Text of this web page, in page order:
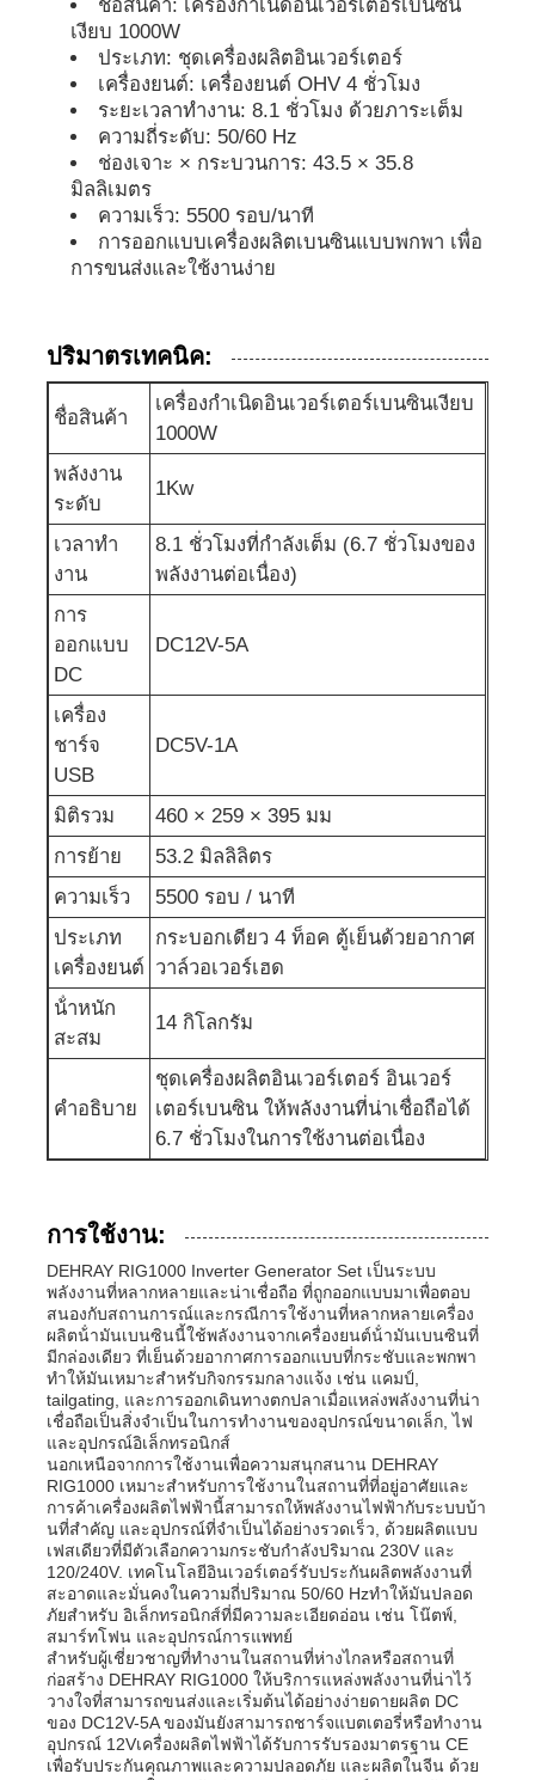
ชุดเครื่องกำเนิดเสียง
เครื่องกำเนิดไฟฟ้าสำหรับใช้ในบ้าน
ชุดเครื่องสร้างหลังคา
การบำรุงรักษาเครื่องกำเนิดไฟฟ้า
ชุดเครื่องกำเนิดไฟฟ้าเชื่อม
เครื่องยนต์ดีเซลเจเนอเรเตอร์
ปั๊มน้ำเสีย
ชื่อสินค้า: เครื่องกําเนิดอินเวอร์เตอร์เบนซิน
เงียบ 1000W
ประเภท: ชุดเครื่องผลิตอินเวอร์เตอร์
เครื่องยนต์: เครื่องยนต์ OHV 4 ชั่วโมง
ระยะเวลาทํางาน: 8.1 ชั่วโมง ด้วยภาระเต็ม
ความถี่ระดับ: 50/60 Hz
ช่องเจาะ × กระบวนการ: 43.5 × 35.8
มิลลิเมตร
ความเร็ว: 5500 รอบ/นาที
การออกแบบเครื่องผลิตเบนซินแบบพกพา เพื่อ
การขนส่งและใช้งานง่าย
ปริมาตรเทคนิค:
ชื่อสินค้า
เครื่องกําเนิดอินเวอร์เตอร์เบนซินเงียบ
1000W
พลังงาน
ระดับ
1Kw
เวลาทํา
งาน
8.1 ชั่วโมงที่กําลังเต็ม (6.7 ชั่วโมงของ
พลังงานต่อเนื่อง)
การ
ออกแบบ
DC
DC12V-5A
เครื่อง
ชาร์จ
USB
DC5V-1A
มิติรวม
460 × 259 × 395 มม
การย้าย
53.2 มิลลิลิตร
ความเร็ว
5500 รอบ / นาที
ประเภท
เครื่องยนต์
กระบอกเดียว 4 ท็อค ตู้เย็นด้วยอากาศ
วาล์วอเวอร์เฮด
น้ําหนัก
สะสม
14 กิโลกรัม
คําอธิบาย
ชุดเครื่องผลิตอินเวอร์เตอร์ อินเวอร์
เตอร์เบนซิน ให้พลังงานที่น่าเชื่อถือได้
6.7 ชั่วโมงในการใช้งานต่อเนื่อง
การใช้งาน:
DEHRAY RIG1000 Inverter Generator Set เป็นระบบ
พลังงานที่หลากหลายและน่าเชื่อถือ ที่ถูกออกแบบมาเพื่อตอบ
สนองกับสถานการณ์และกรณีการใช้งานที่หลากหลายเครื่อง
ผลิตน้ํามันเบนซินนี้ใช้พลังงานจากเครื่องยนต์น้ํามันเบนซินที่
มีกล่องเดียว ที่เย็นด้วยอากาศการออกแบบที่กระชับและพกพา
ทําให้มันเหมาะสําหรับกิจกรรมกลางแจ้ง เช่น แคมป์,
tailgating, และการออกเดินทางตกปลาเมื่อแหล่งพลังงานที่น่า
เชื่อถือเป็นสิ่งจําเป็นในการทํางานของอุปกรณ์ขนาดเล็ก, ไฟ
และอุปกรณ์อิเล็กทรอนิกส์
นอกเหนือจากการใช้งานเพื่อความสนุกสนาน DEHRAY
RIG1000 เหมาะสําหรับการใช้งานในสถานที่ที่อยู่อาศัยและ
การค้าเครื่องผลิตไฟฟ้านี้สามารถให้พลังงานไฟฟ้ากับระบบบ้า
นที่สําคัญ และอุปกรณ์ที่จําเป็นได้อย่างรวดเร็ว, ด้วยผลิตแบบ
เฟสเดียวที่มีตัวเลือกความกระชับกําลังปริมาณ 230V และ
120/240V. เทคโนโลยีอินเวอร์เตอร์รับประกันผลิตพลังงานที่
สะอาดและมั่นคงในความถี่ปริมาณ 50/60 Hzทําให้มันปลอด
ภัยสําหรับ อิเล็กทรอนิกส์ที่มีความละเอียดอ่อน เช่น โน๊ตพ์,
สมาร์ทโฟน และอุปกรณ์การแพทย์
สําหรับผู้เชี่ยวชาญที่ทํางานในสถานที่ห่างไกลหรือสถานที่
ก่อสร้าง DEHRAY RIG1000 ให้บริการแหล่งพลังงานที่น่าไว้
วางใจที่สามารถขนส่งและเริ่มต้นได้อย่างง่ายดายผลิต DC
ของ DC12V-5A ของมันยังสามารถชาร์จแบตเตอรี่หรือทํางาน
อุปกรณ์ 12Vเครื่องผลิตไฟฟ้าได้รับการรับรองมาตรฐาน CE
เพื่อรับประกันคุณภาพและความปลอดภัย และผลิตในจีน ด้วย